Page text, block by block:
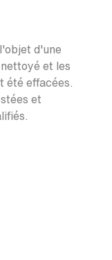
d'une
et les
été effacées.
et